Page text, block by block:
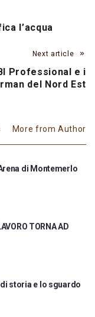
l’acqua
Next article
Professional e i
del Nord Est
More from Author
di Montemerlo
TORNA AD
storia e lo sguardo